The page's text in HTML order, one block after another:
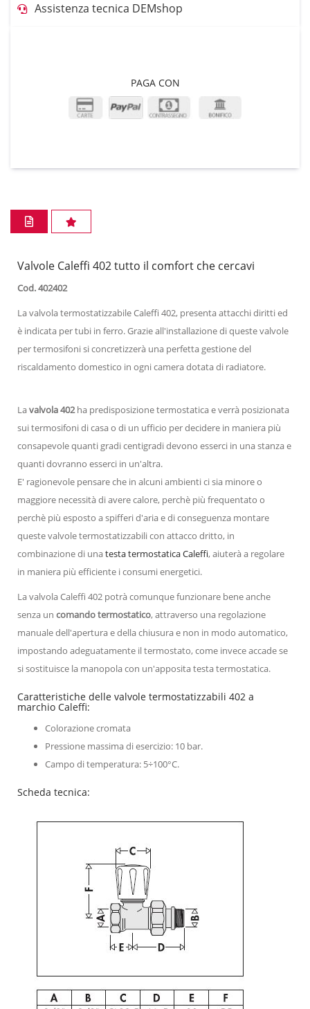
Assistenza tecnica DEMshop
PAGA CON
Valvole Caleffi 402 tutto il comfort che cercavi
Cod. 402402
La valvola termostatizzabile Caleffi 402, presenta attacchi diritti ed
è indicata per tubi in ferro. Grazie all'installazione di queste valvole
per termosifoni si concretizzerà una perfetta gestione del
riscaldamento domestico in ogni camera dotata di radiatore.
Lavalvola 402ha predisposizione termostatica e verrà posizionata
sui termosifoni di casa o di un ufficio per decidere in maniera più
consapevole quanti gradi centigradi devono esserci in una stanza e
quanti dovranno esserci in un'altra.
E' ragionevole pensare che in alcuni ambienti ci sia minore o
maggiore necessità di avere calore, perchè più frequentato o
perchè più esposto a spifferi d'aria e di conseguenza montare
queste valvole termostatizzabili con attacco dritto, in
combinazione di unatesta termostatica Caleffi, aiuterà a regolare
in maniera più efficiente i consumi energetici.
La valvola Caleffi 402 potrà comunque funzionare bene anche
senza un comando termostatico, attraverso una regolazione
manuale dell'apertura e della chiusura e non in modo automatico,
impostando adeguatamente il termostato, come invece accade se
si sostituisce la manopola con un'apposita testa termostatica.
Caratteristiche delle valvole termostatizzabili 402 a
marchio Caleffi:
Colorazione cromata
Pressione massima di esercizio: 10 bar.
Campo di temperatura: 5÷100°C.
Scheda tecnica: